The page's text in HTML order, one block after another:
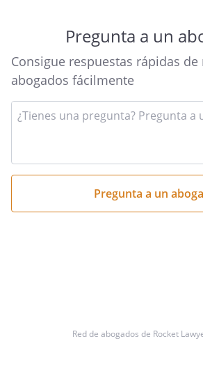
Pregunta a un
Consigue respuestas rápidas de
abogados fácilmente
tu
pregunta
Red de abogados de Rocket